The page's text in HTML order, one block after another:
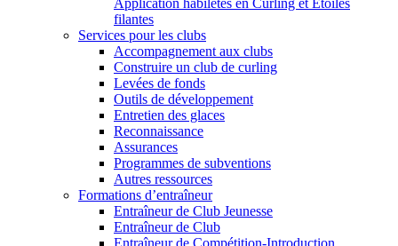
Application habiletés en Curling et Étoiles
filantes
Services pour les clubs
Accompagnement aux clubs
Construire un club de curling
Levées de fonds
Outils de développement
Entretien des glaces
Reconnaissance
Assurances
Programmes de subventions
Autres ressources
Formations d’entraîneur
Entraîneur de Club Jeunesse
Entraîneur de Club
Entraîneur de Compétition-Introduction